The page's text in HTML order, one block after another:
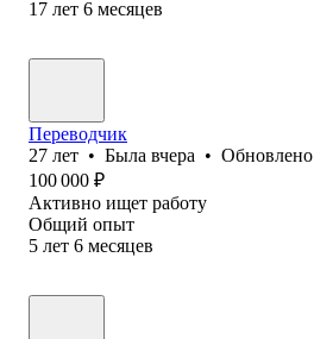
17 лет 6 месяцев
Переводчик
27 лет • Была вчера • Обновлено
100 000 ₽
Активно ищет работу
Общий опыт
5 лет 6 месяцев